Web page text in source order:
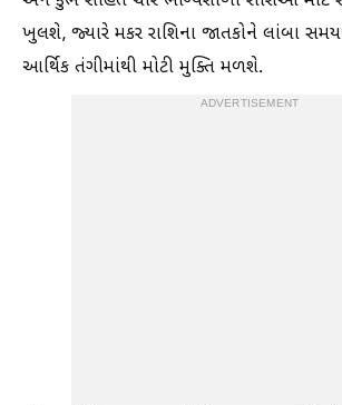
ખુલશે, જ્યારે મકર રાશિના જાતકોને લાંબા
આર્થિક તંગીમાંથી મોટી મુક્તિ મળશે.
ADVERTISEMENT